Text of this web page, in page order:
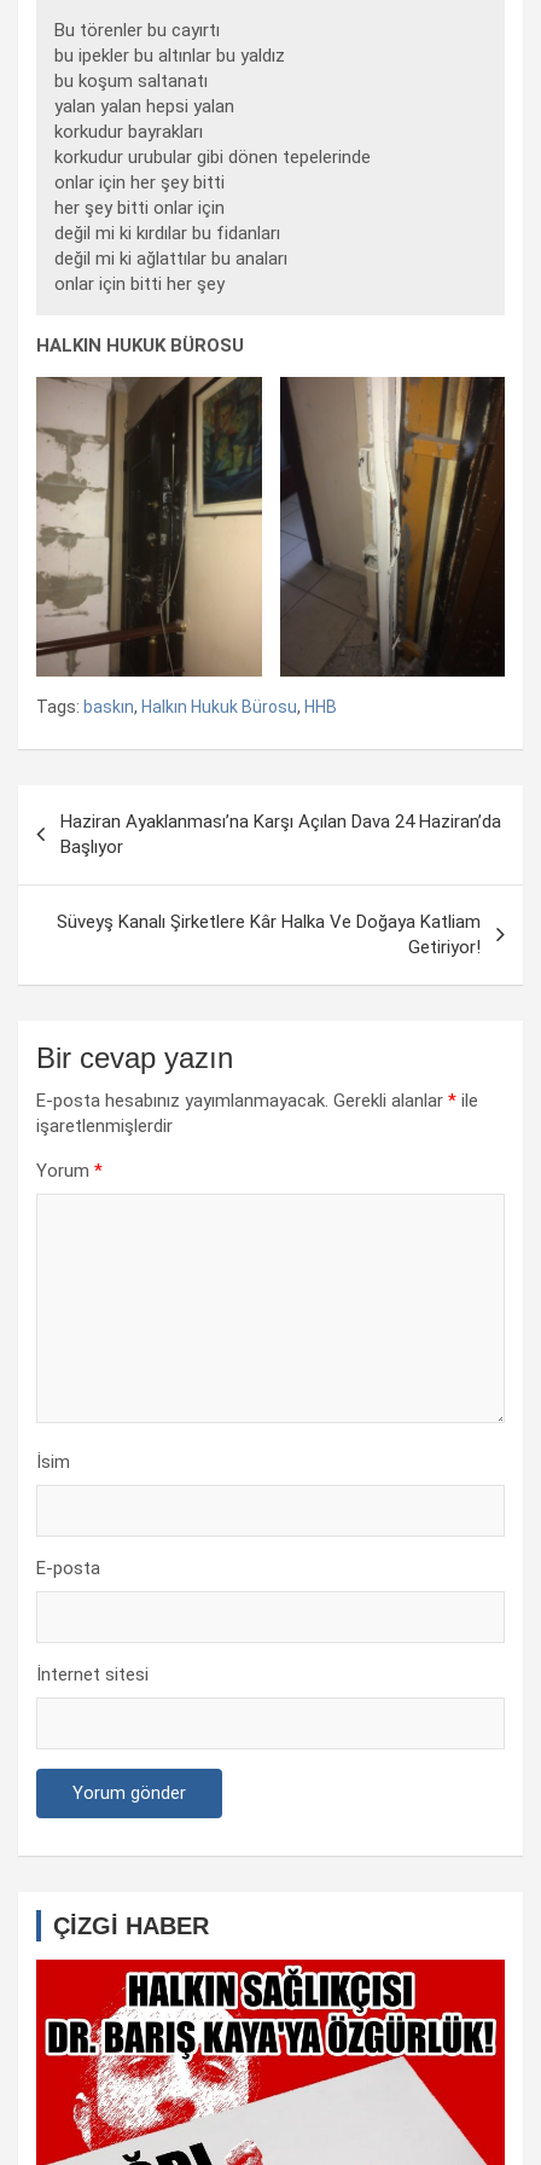
Bu törenler bu cayırtı
bu ipekler bu altınlar bu yaldız
bu koşum saltanatı
yalan yalan hepsi yalan
korkudur bayrakları
korkudur urubular gibi dönen tepelerinde
onlar için her şey bitti
her şey bitti onlar için
değil mi ki kırdılar bu fidanları
değil mi ki ağlattılar bu anaları
onlar için bitti her şey
HALKIN HUKUK BÜROSU
Tags: baskın, Halkın Hukuk Bürosu, HHB
dolaşımı
Haziran Ayaklanması’na Karşı Açılan Dava 24 Haziran’da
Başlıyor
Süveyş Kanalı Şirketlere Kâr Halka Ve Doğaya Katliam
Getiriyor!
Bir cevap yazın
E-posta hesabınız yayımlanmayacak. Gerekli alanlar * ile
işaretlenmişlerdir
Yorum *
İsim
E-posta
İnternet sitesi
ÇİZGİ HABER